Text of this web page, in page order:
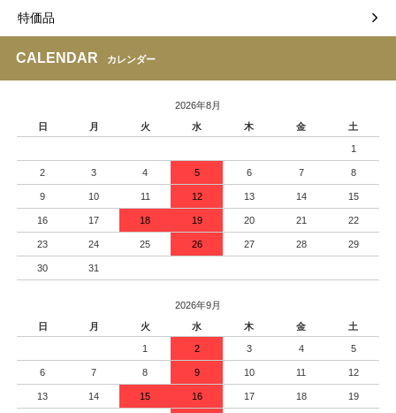
特価品
CALENDAR カレンダー
2026年8月
日
月 火 水 木 金 土
1
2 3 4 5 6 7 8
9 10 11 12 13 14 15
16 17 18 19 20 21 22
23 24 25 26 27 28 29
30 31
2026年9月
日
月 火 水 木 金 土
1 2 3 4 5
6 7 8 9 10 11 12
13 14 15 16 17 18 19